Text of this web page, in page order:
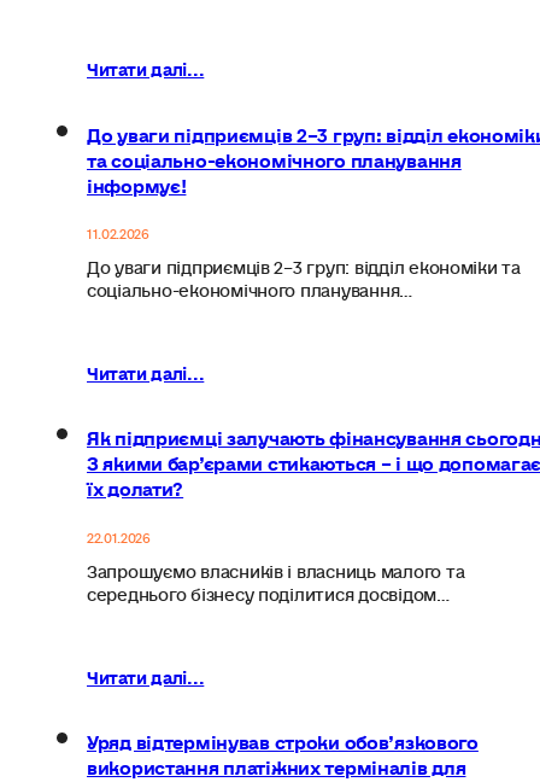
Читати далі...
До уваги підприємців 2–3 груп: відділ
та соціально-економічного планування
інформує!
11.02.2026
До уваги підприємців 2–3 груп: відділ економіки та
соціально-економічного планування…
Читати далі...
Як підприємці залучають фінансування
З якими бар’єрами стикаються – і що
їх долати?
22.01.2026
Запрошуємо власників і власниць малого та
середнього бізнесу поділитися досвідом…
Читати далі...
Уряд відтермінував строки обов’язкового
використання платіжних терміналів для